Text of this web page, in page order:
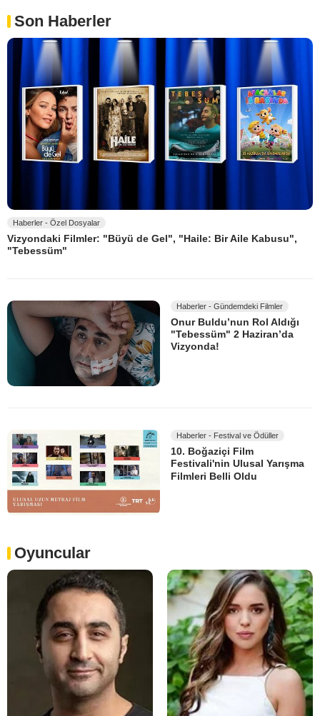
Son Haberler
Haberler - Özel Dosyalar
Vizyondaki Filmler: "Büyü de Gel", "Haile: Bir Aile Kabusu",
"Tebessüm"
Haberler - Gündemdeki Filmler
Onur Buldu’nun Rol Aldığı
"Tebessüm" 2 Haziran’da
Vizyonda!
Haberler - Festival ve Ödüller
10. Boğaziçi Film
Festivali'nin Ulusal Yarışma
Filmleri Belli Oldu
Oyuncular